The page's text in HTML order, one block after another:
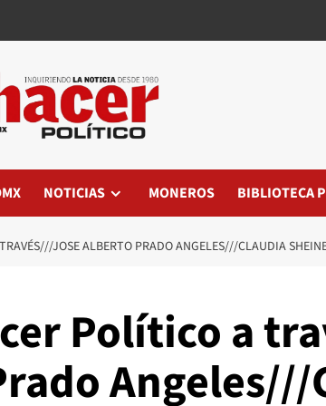
NOTICIAS MONEROS BIBLIOTECA
JOSE ALBERTO PRADO ANGELES///CLAUDIA
Político a
Angeles///